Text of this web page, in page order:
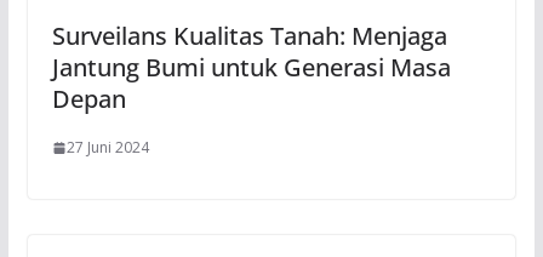
Surveilans Kualitas Tanah: Menjaga
Jantung Bumi untuk Generasi Masa
Depan
27 Juni 2024